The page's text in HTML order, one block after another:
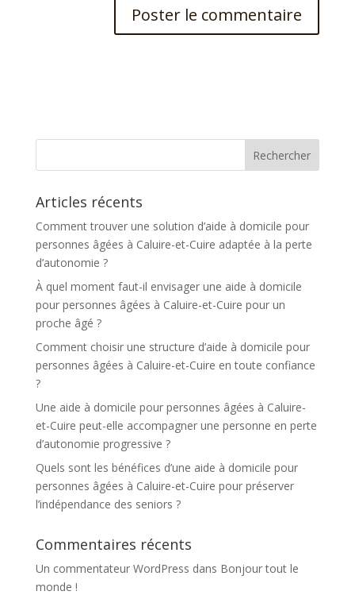
i
v
:
Articles récents
Comment trouver une solution d’aide à domicile pour
personnes âgées à Caluire-et-Cuire adaptée à la perte
d’autonomie ?
À quel moment faut-il envisager une aide à domicile
pour personnes âgées à Caluire-et-Cuire pour un
proche âgé ?
Comment choisir une structure d’aide à domicile pour
personnes âgées à Caluire-et-Cuire en toute confiance
?
Une aide à domicile pour personnes âgées à Caluire-
et-Cuire peut-elle accompagner une personne en perte
d’autonomie progressive ?
Quels sont les bénéfices d’une aide à domicile pour
personnes âgées à Caluire-et-Cuire pour préserver
l’indépendance des seniors ?
Commentaires récents
Un commentateur WordPress dans Bonjour tout le
monde !